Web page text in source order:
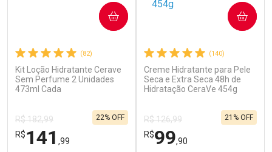
(82)
Kit Loção Hidratante Cerave
Sem Perfume 2 Unidades
473ml Cada
R$ 182,99
R$141 ,99
22% OFF
COMPRAR
(140)
Creme Hidratante para Pele
Seca e Extra Seca 48h de
Hidratação CeraVe 454g
R$ 126,99
R$99,90
21% OFF
COMPRAR